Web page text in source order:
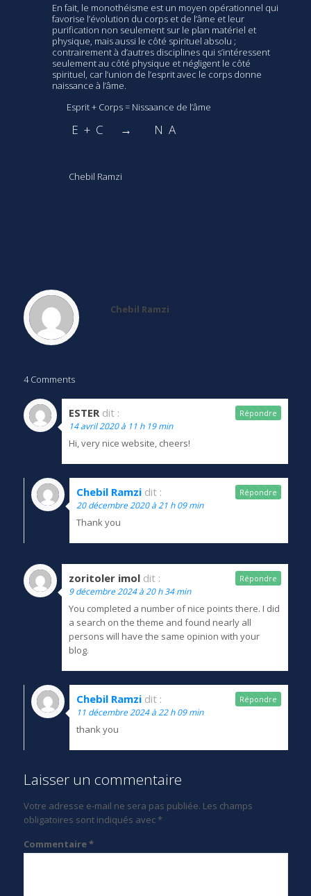
En fait, le monothéisme est un moyen opérationnel qui
favorise l’évolution du corps et de l’âme et leur
purification non seulement sur le plan matériel et
physique, mais aussi le côté spirituel absolu ;
contrairement à d’autres disciplines qui s’intéressent
seulement au côté physique et négligent le côté
spirituel, car l’union de l’esprit avec le corps donne
naissance à l’âme.
Esprit + Corps = Nissaance de l’âme
E + C → N A
Chebil Ramzi
Chebil Ramzi
4 Comments
ESTER dit :
14 avril 2020 à 11 h 19 min
Hi, very nice website, cheers!
Répondre
Chebil Ramzi dit :
20 décembre 2020 à 21 h 09 min
Thank you
Répondre
zoritoler imol dit :
9 décembre 2024 à 20 h 34 min
You completed a number of nice points there. I did
a search on the theme and found nearly all
persons will have the same opinion with your
blog.
Répondre
Chebil Ramzi dit :
11 décembre 2024 à 22 h 09 min
thank you
Répondre
Laisser un commentaire
Votre adresse e-mail ne sera pas publiée. Les champs
obligatoires sont indiqués avec*
Commentaire*